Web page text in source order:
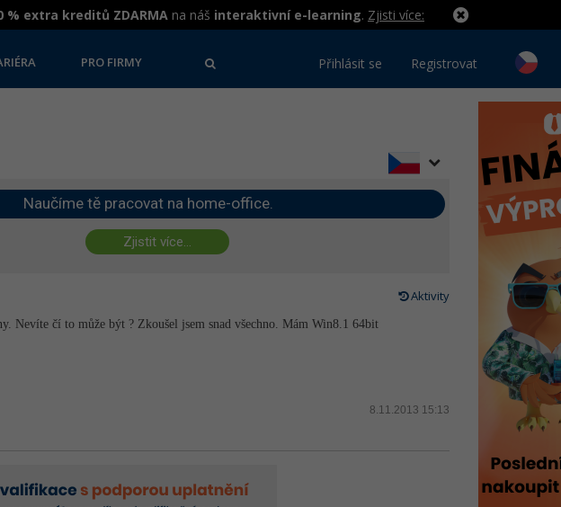
% extra kreditů ZDARMA na náš interaktivní e-learning. Zjisti více:
PRO FIRMY Přihlásit se Registrovat
Naučíme tě pracovat na home-office.
Zjistit více...
Aktivity
Nevíte čí to může být ? Zkoušel jsem snad všechno. Mám Win8.1 64bit
8.11.2013 15:13